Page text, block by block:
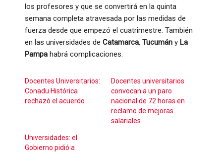
los profesores y que se convertirá en la quinta
semana completa atravesada por las medidas de
fuerza desde que empezó el cuatrimestre. También
en las universidades de Catamarca, Tucumán y La
Pampa habrá complicaciones.
Docentes Universitarios:
Conadu Histórica
rechazó el acuerdo
Docentes universitarios
convocan a un paro
nacional de 72 horas en
reclamo de mejoras
salariales
Universidades: el
Gobierno pidió a